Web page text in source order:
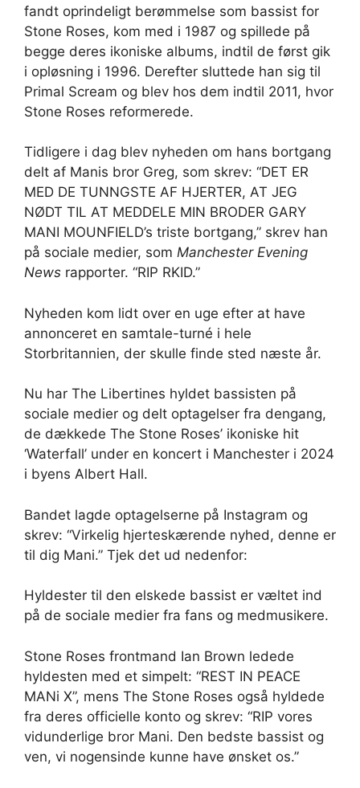
fandt oprindeligt berømmelse som bassist for
Stone Roses, kom med i 1987 og spillede på
begge deres ikoniske albums, indtil de først gik
i opløsning i 1996. Derefter sluttede han sig til
Primal Scream og blev hos dem indtil 2011, hvor
Stone Roses reformerede.
Tidligere i dag blev nyheden om hans bortgang
delt af Manis bror Greg, som skrev: “DET ER
MED DE TUNNGSTE AF HJERTER, AT JEG
NØDT TIL AT MEDDELE MIN BRODER GARY
MANI MOUNFIELD’s triste bortgang,” skrev han
på sociale medier, som Manchester Evening
News rapporter. “RIP RKID.”
Nyheden kom lidt over en uge efter at have
annonceret en samtale-turné i hele
Storbritannien, der skulle finde sted næste år.
Nu har The Libertines hyldet bassisten på
sociale medier og delt optagelser fra dengang,
de dækkede The Stone Roses’ ikoniske hit
‘Waterfall’ under en koncert i Manchester i 2024
i byens Albert Hall.
Bandet lagde optagelserne på Instagram og
skrev: “Virkelig hjerteskærende nyhed, denne er
til dig Mani.” Tjek det ud nedenfor:
Hyldester til den elskede bassist er væltet ind
på de sociale medier fra fans og medmusikere.
Stone Roses frontmand Ian Brown ledede
hyldesten med et simpelt: “REST IN PEACE
MANi X”, mens The Stone Roses også hyldede
fra deres officielle konto og skrev: “RIP vores
vidunderlige bror Mani. Den bedste bassist og
ven, vi nogensinde kunne have ønsket os.”